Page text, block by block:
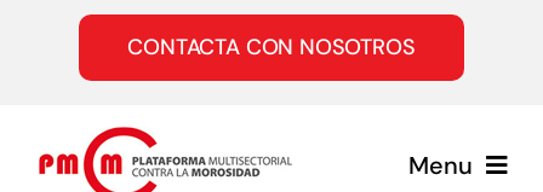
contenido
CONTACTA CON NOSOTROS
Menu